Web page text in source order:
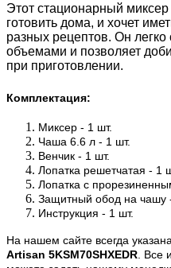
Этот стационарный
готовить дома, и хочет
разных рецептов. Он
объемами и позволяет
при приготовлении.
Комплектация:
Миксер - 1 шт.
Чаша 6.6 л - 1 шт.
Венчик - 1 шт.
Лопатка решетчатая - 1
Лопатка с
Защитный обод на чашу
Инструкция - 1 шт.
На нашем сайте всегда
Artisan 5KSM70SHXEDR. Все